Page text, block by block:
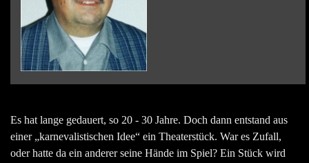
Es hat lange gedauert, so 20 - 30 Jahre. Doch dann entstand aus
einer „karnevalistischen Idee“ ein Theaterstück. War es Zufall,
oder hatte da ein anderer seine Hände im Spiel? Ein Stück wird